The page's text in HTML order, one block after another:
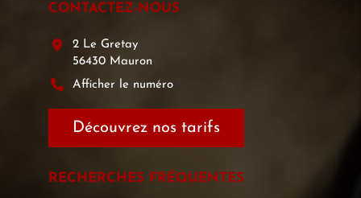
CONTACTEZ-NOUS
2 Le Gretay
56430 Mauron
Afficher le numéro
Découvrez nos tarifs
RECHERCHES FRÉQUENTES